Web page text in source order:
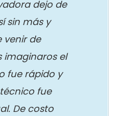
dejo de
sin más y
venir de
imaginaros el
fue rápido y
fue
De costo